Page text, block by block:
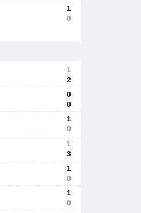
1
0
1
2
0
0
1
0
1
3
1
0
1
0